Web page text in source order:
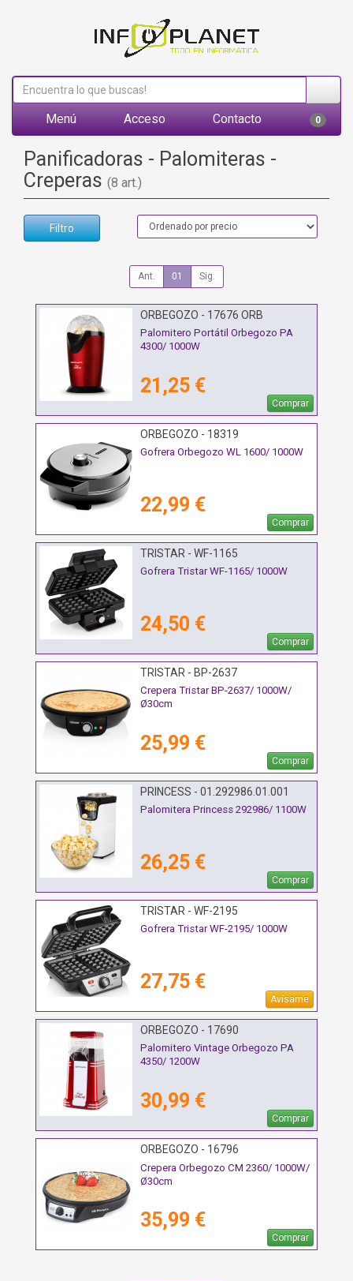
Menú Acceso Contacto 0
Panificadoras - Palomiteras -
Creperas (8 art.)
Filtro
Ant. 01 Sig.
ORBEGOZO - 17676 ORB
Palomitero Portátil Orbegozo PA
4300/ 1000W
21,25 €
Comprar
ORBEGOZO - 18319
Gofrera Orbegozo WL 1600/ 1000W
22,99 €
Comprar
TRISTAR - WF-1165
Gofrera Tristar WF-1165/ 1000W
24,50 €
Comprar
TRISTAR - BP-2637
Crepera Tristar BP-2637/ 1000W/
Ø30cm
25,99 €
Comprar
PRINCESS - 01.292986.01.001
Palomitera Princess 292986/ 1100W
26,25 €
Comprar
TRISTAR - WF-2195
Gofrera Tristar WF-2195/ 1000W
27,75 €
Avísame
ORBEGOZO - 17690
Palomitero Vintage Orbegozo PA
4350/ 1200W
30,99 €
Comprar
ORBEGOZO - 16796
Crepera Orbegozo CM 2360/ 1000W/
Ø30cm
35,99 €
Comprar